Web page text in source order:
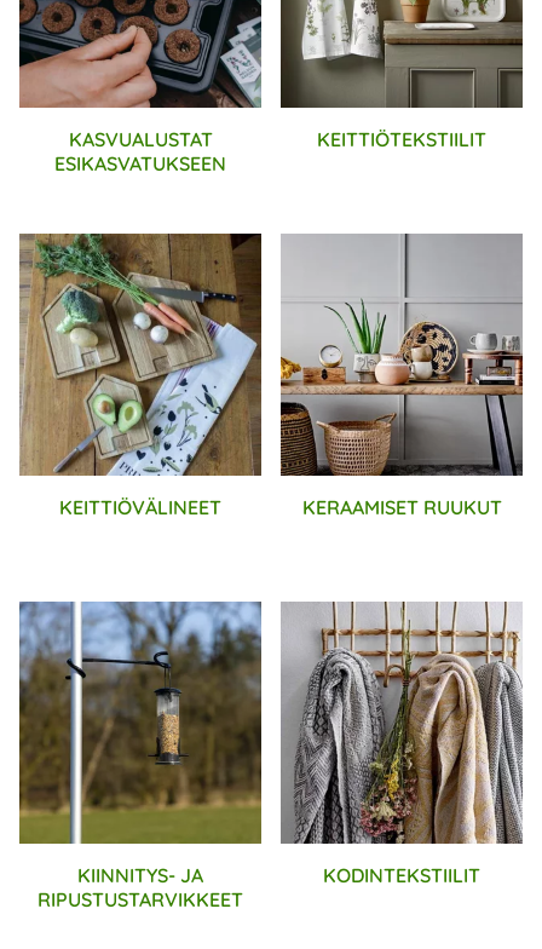
KASVUALUSTAT
ESIKASVATUKSEEN
KEITTIÖTEKSTIILIT
KEITTIÖVÄLINEET KERAAMISET RUUKUT
KIINNITYS- JA
RIPUSTUSTARVIKKEET
KODINTEKSTIILIT